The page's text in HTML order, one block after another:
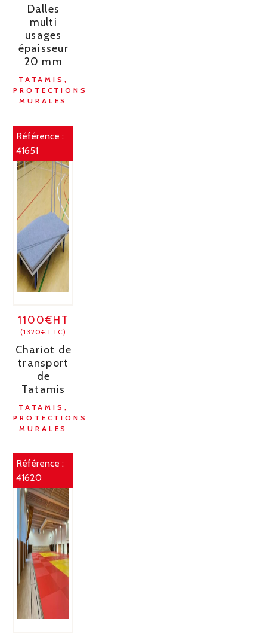
Dalles
multi
usages
épaisseur
20 mm
TATAMIS,
PROTECTIONS
MURALES
Référence :
41651
1100€HT
(1320€TTC)
Chariot de
transport
de
Tatamis
TATAMIS,
PROTECTIONS
MURALES
Référence :
41620